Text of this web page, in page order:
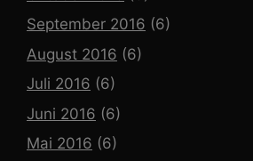
September 2016 (6)
August 2016 (6)
Juli 2016 (6)
Juni 2016 (6)
Mai 2016 (6)